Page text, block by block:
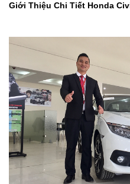
Giới Thiệu Chi Tiết Honda